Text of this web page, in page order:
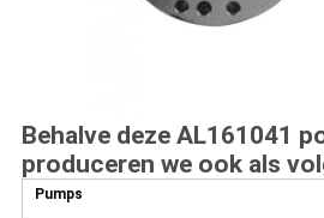
Behalve deze AL161041
produceren we ook als
Pumps